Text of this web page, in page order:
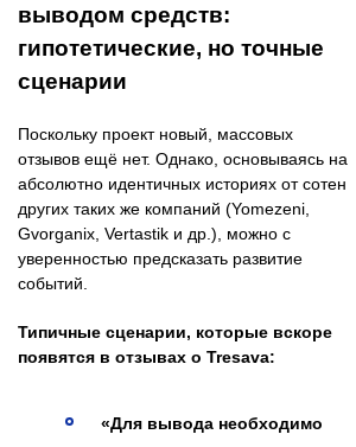
выводом средств:
гипотетические, но точные
сценарии
Поскольку проект новый, массовых
отзывов ещё нет. Однако, основываясь на
абсолютно идентичных историях от сотен
других таких же компаний (Yomezeni,
Gvorganix, Vertastik и др.), можно с
уверенностью предсказать развитие
событий.
Типичные сценарии, которые вскоре
появятся в отзывах о Tresava:
«Для вывода необходимо